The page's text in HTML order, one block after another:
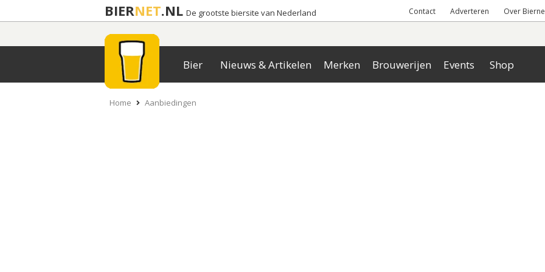
BIERNET.NL De grootste biersite van Nederland Contact Adverteren Over
Bier Nieuws & Artikelen Merken Brouwerijen Events Shop
Home Aanbiedingen